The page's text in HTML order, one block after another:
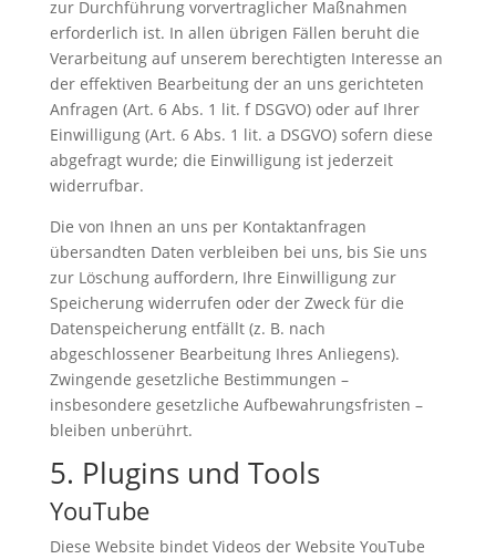
zur Durchführung vorvertraglicher Maßnahmen
erforderlich ist. In allen übrigen Fällen beruht die
Verarbeitung auf unserem berechtigten Interesse an
der effektiven Bearbeitung der an uns gerichteten
Anfragen (Art. 6 Abs. 1 lit. f DSGVO) oder auf Ihrer
Einwilligung (Art. 6 Abs. 1 lit. a DSGVO) sofern diese
abgefragt wurde; die Einwilligung ist jederzeit
widerrufbar.
Die von Ihnen an uns per Kontaktanfragen
übersandten Daten verbleiben bei uns, bis Sie uns
zur Löschung auffordern, Ihre Einwilligung zur
Speicherung widerrufen oder der Zweck für die
Datenspeicherung entfällt (z. B. nach
abgeschlossener Bearbeitung Ihres Anliegens).
Zwingende gesetzliche Bestimmungen –
insbesondere gesetzliche Aufbewahrungsfristen –
bleiben unberührt.
5. Plugins und Tools
YouTube
Diese Website bindet Videos der Website YouTube